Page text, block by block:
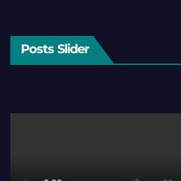
Posts Slider